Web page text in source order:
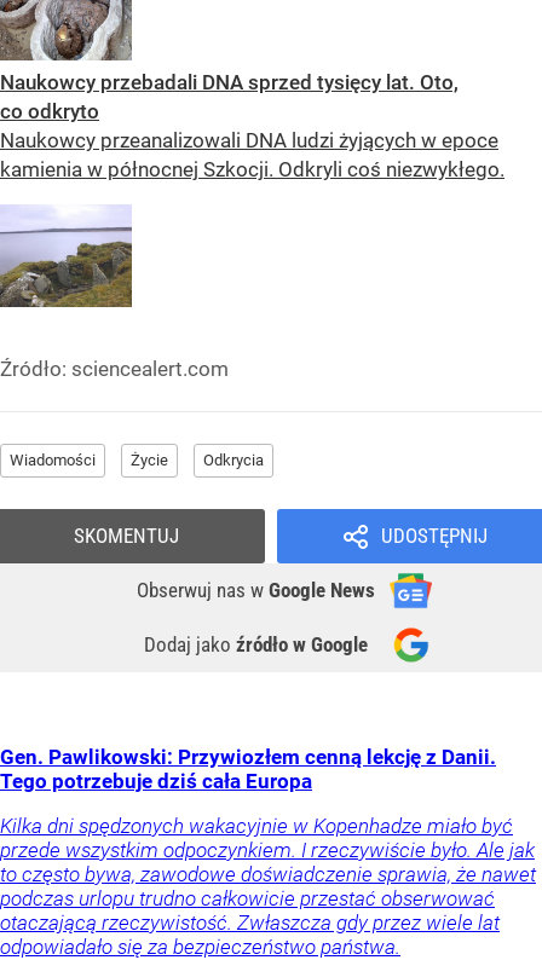
Naukowcy przebadali DNA sprzed tysięcy lat. Oto,
co odkryto
Naukowcy przeanalizowali DNA ludzi żyjących w epoce
kamienia w północnej Szkocji. Odkryli coś niezwykłego.
Źródło: sciencealert.com
Wiadomości Życie Odkrycia
UDOSTĘPNIJ
Obserwuj nas w Google News
Dodaj jako źródło w Google
SKOMENTUJ
Gen. Pawlikowski: Przywiozłem cenną lekcję z Danii.
Tego potrzebuje dziś cała Europa
Kilka dni spędzonych wakacyjnie w Kopenhadze miało być
przede wszystkim odpoczynkiem. I rzeczywiście było. Ale jak
to często bywa, zawodowe doświadczenie sprawia, że nawet
podczas urlopu trudno całkowicie przestać obserwować
otaczającą rzeczywistość. Zwłaszcza gdy przez wiele lat
odpowiadało się za bezpieczeństwo państwa.